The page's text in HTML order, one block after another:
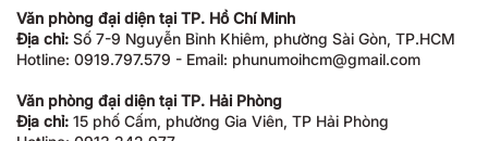
Văn phòng đại diện tại TP. Hồ Chí Minh
Địa chỉ: Số 7-9 Nguyễn Bỉnh Khiêm, phường Sài Gòn, TP.HCM
Hotline: 0919.797.579 - Email: phunumoihcm@gmail.com
Văn phòng đại diện tại TP. Hải Phòng
Địa chỉ: 15 phố Cấm, phường Gia Viên, TP Hải Phòng